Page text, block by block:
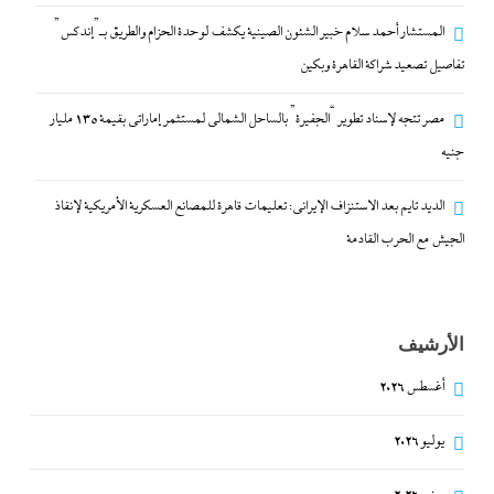
3 فبراير، 2026
المستشار أحمد سلام خبير الشئون الصينية يكشف لوحدة الحزام والطريق بـ”إندكس”
تفاصيل تصعيد شراكة القاهرة وبكين
مصر تتجه لإسناد تطوير “الجفيرة” بالساحل الشمالي لمستثمر إماراتي بقيمة 135 مليار
جنيه
الديد تايم بعد الاستنزاف الإيرانى: تعليمات قاهرة للمصانع العسكرية الأمريكية لإنقاذ
الجيش مع الحرب القادمة
الأرشيف
أغسطس 2026
يوليو 2026